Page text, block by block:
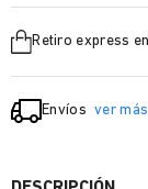
Retiro express
Envíos ver más